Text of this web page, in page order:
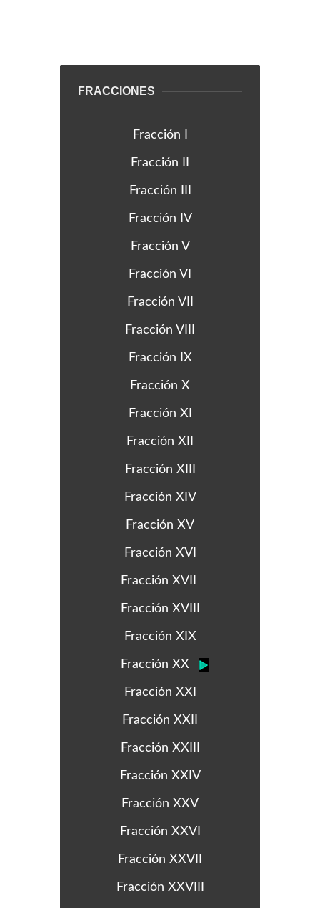
FRACCIONES
Fracción I
Fracción II
Fracción III
Fracción IV
Fracción V
Fracción VI
Fracción VII
Fracción VIII
Fracción IX
Fracción X
Fracción XI
Fracción XII
Fracción XIII
Fracción XIV
Fracción XV
Fracción XVI
Fracción XVII
Fracción XVIII
Fracción XIX
Fracción XX
Fracción XXI
Fracción XXII
Fracción XXIII
Fracción XXIV
Fracción XXV
Fracción XXVI
Fracción XXVII
Fracción XXVIII